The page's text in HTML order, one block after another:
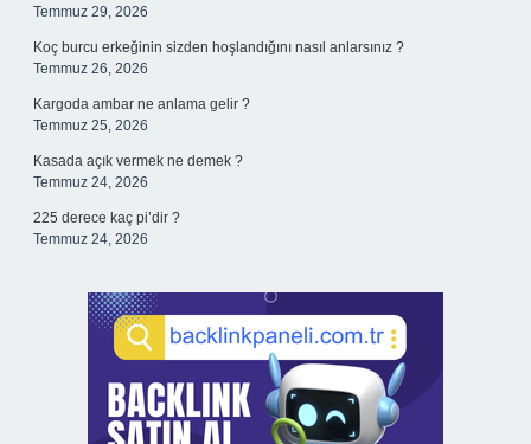
Temmuz 29, 2026
Koç burcu erkeğinin sizden hoşlandığını nasıl anlarsınız ?
Temmuz 26, 2026
Kargoda ambar ne anlama gelir ?
Temmuz 25, 2026
Kasada açık vermek ne demek ?
Temmuz 24, 2026
225 derece kaç pi’dir ?
Temmuz 24, 2026